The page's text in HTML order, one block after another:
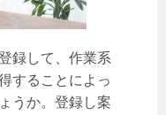
録して、作業系
することによっ
うか。登録し案